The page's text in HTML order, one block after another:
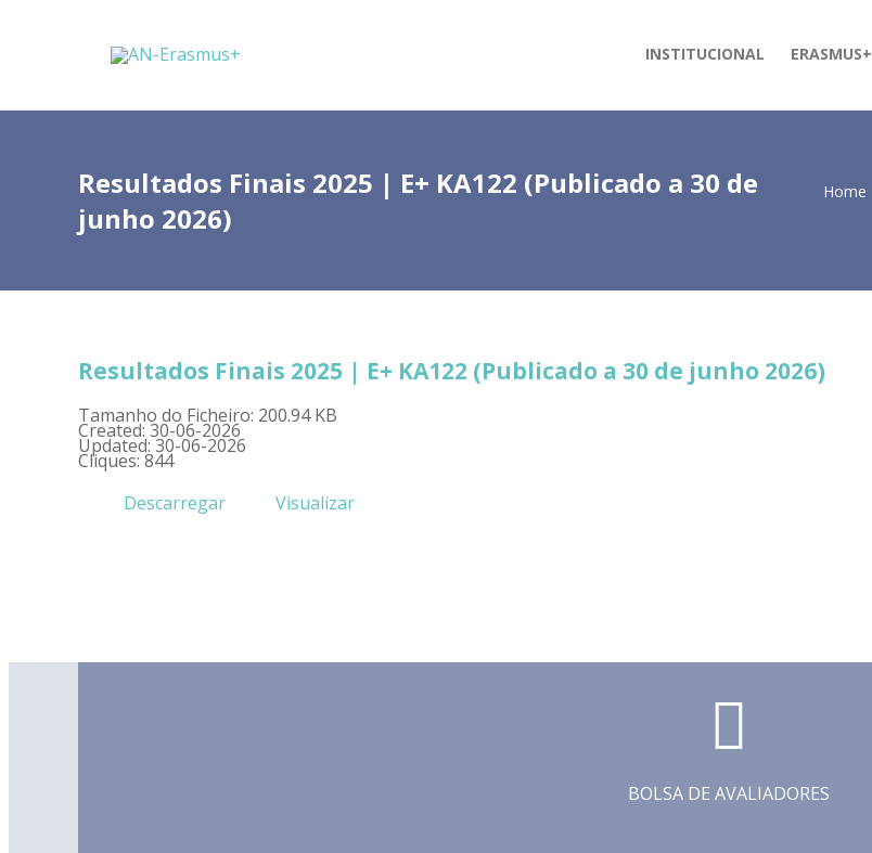
INSTITUCIONAL ERASMUS+
Resultados Finais 2025 | E+ KA122 (Publicado a 30 de
junho 2026)
Home
Resultados Finais 2025 | E+ KA122 (Publicado a 30 de junho 2026)
Tamanho do Ficheiro: 200.94 KB
Created: 30-06-2026
Updated: 30-06-2026
Cliques: 844
Descarregar
Visualizar
BOLSA DE AVALIADORES